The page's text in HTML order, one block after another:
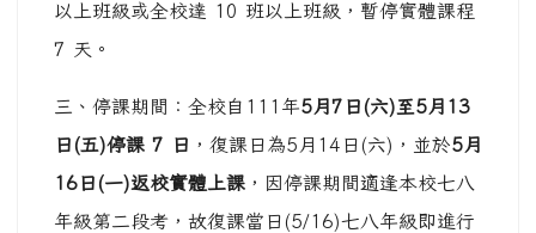
以上班級或全校達 10 班以上班級，暫停實體課程
7 天。
三、停課期間：全校自111年5月 7 日 (六)至5月 13
日 (五)停課 7 日 ，復課日為5月14日(六)，並於5月
16日 (一)返校實體上課 ，因停課期間適逢本校七八
年級第二段考，故復課當日(5/16)七八年級即進行